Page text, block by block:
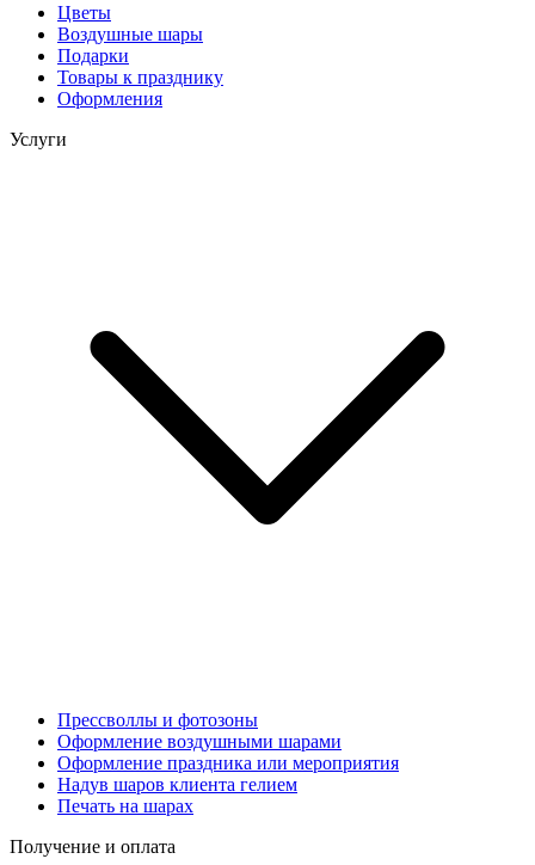
Цветы
Воздушные шары
Подарки
Товары к празднику
Оформления
Услуги
Прессволлы и фотозоны
Оформление воздушными шарами
Оформление праздника или мероприятия
Надув шаров клиента гелием
Печать на шарах
Получение и оплата